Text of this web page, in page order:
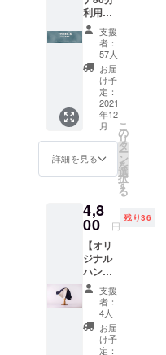
だきま
した。
＜各種
５ml＞
すっき
りブレ
ンド：
清涼感
のある
フレッ
シュな
ハーブ
レン
ド ：
心やさ
しく穏
やかに
なるグ
リーン
な香り
ゆった
りブレ
ンド：
利用
権】 ※
販売予
定価格
より10
～20％
引き ※
有効期
OPEN
より1年
※ご本人
様以外
でも利
クラウ
ドファ
ンディ
ング限
定で値
下げさ
せてい
ただい
ており
ます。
支援
者：
57人
お届
け予
定：
2021
年12
月
詳細を見る
こ
の
リ
タ
ー
ン
を
選
択
す
る
4,8
00 円
残り36
【オリ
ジナル
ハンド
メイド
サウナ
ハッ
ト】(送
料込）
職人さ
支援
者：
4人
お届
け予
定：